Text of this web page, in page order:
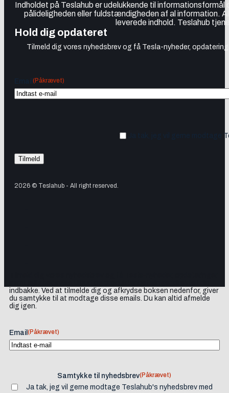
Indholdet på Teslahub er udelukkende til
pålideligheden eller fuldstændigheden af al information.
leverede indhold. Teslahub
Hold dig opdateret
Tilmeld dig vores nyhedsbrev og få Tesla-nyheder,
(Påkrævet)
Ja tak, jeg vil gerne modtage
2026 © Teslahub - All right reserved.
indbakke. Ved at tilmelde dig og afkrydse boksen nedenfor, giver
du samtykke til at modtage disse emails. Du kan altid afmelde
dig igen.
Email (Påkrævet)
Samtykke til nyhedsbrev(Påkrævet)
Ja tak, jeg vil gerne modtage Teslahub's nyhedsbrev med